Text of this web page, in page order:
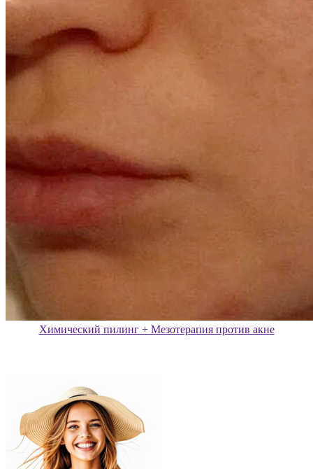
Химический пилинг + Мезотерапия против акне